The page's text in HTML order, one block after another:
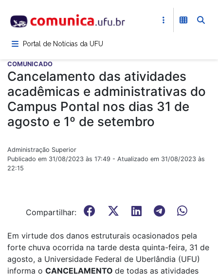
para
conteúdoPortal de Notícias da UFU
COMUNICADO
Cancelamento das atividades
acadêmicas e administrativas do
Campus Pontal nos dias 31 de
agosto e 1º de setembro
Administração Superior
Publicado em 31/08/2023 às 17:49 - Atualizado em 31/08/2023 às
22:15
Compartilhar:
Em virtude dos danos estruturais ocasionados pela
forte chuva ocorrida na tarde desta quinta-feira, 31 de
agosto, a Universidade Federal de Uberlândia (UFU)
informa o CANCELAMENTO de todas as atividades